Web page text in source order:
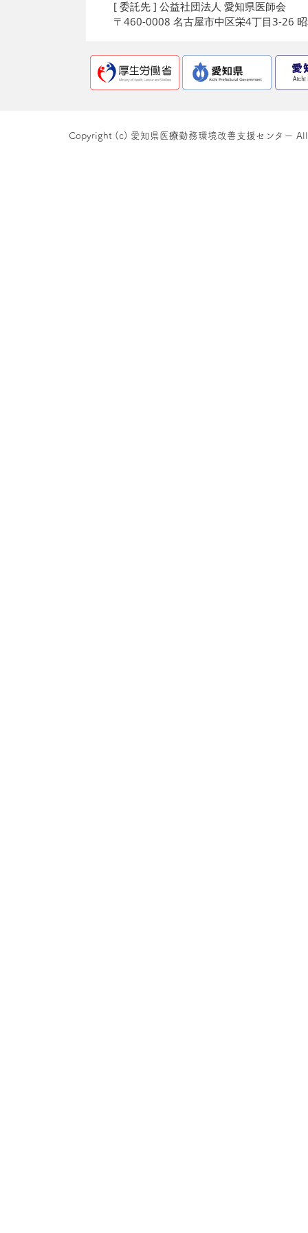
[ 委託先 ] 公益社団法人 愛知県医師会
〒460-0008 名古屋市中区栄4丁目3-26
Copyright (c) 愛知県医療勤務環境改善支援センター